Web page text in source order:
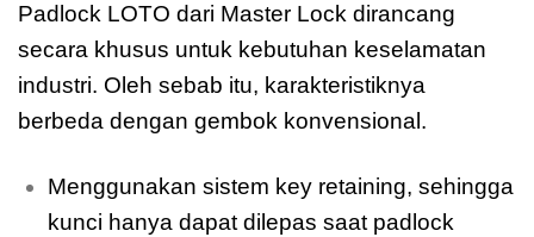
Padlock LOTO dari Master Lock dirancang
secara khusus untuk kebutuhan keselamatan
industri. Oleh sebab itu, karakteristiknya
berbeda dengan gembok konvensional.
Menggunakan sistem key retaining, sehingga
kunci hanya dapat dilepas saat padlock